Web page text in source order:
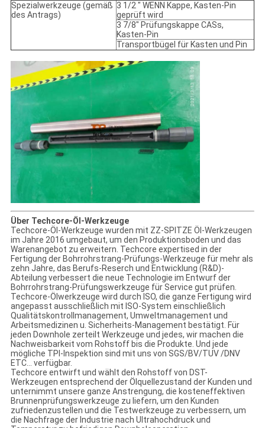
Spezialwerkzeuge (gemäß
des Antrags)
3 1/2 " WENN Kappe, Kasten-Pin
geprüft wird
3 7/8" Prüfungskappe CASs,
Kasten-Pin
Transportbügel für Kasten und Pin
Über Techcore-Öl-Werkzeuge
Techcore-Öl-Werkzeuge wurden mit ZZ-SPITZE Öl-Werkzeugen
im Jahre 2016 umgebaut, um den Produktionsboden und das
Warenangebot zu erweitern. Techcore expertised in der
Fertigung der Bohrrohrstrang-Prüfungs-Werkzeuge für mehr als
zehn Jahre, das Berufs-Reserch und Entwicklung (R&D)-
Abteilung verbessert die neue Technologie im Entwurf der
Bohrrohrstrang-Prüfungswerkzeuge für Service gut prüfen.
Techcore-Ölwerkzeuge wird durch ISO, die ganze Fertigung wird
angepasst ausschließlich mit ISO-System einschließlich
Qualitätskontrollmanagement, Umweltmanagement und
Arbeitsmedizinen u. Sicherheits-Management bestätigt. Für
jeden Downhole zerteilt Werkzeuge und jedes, wir machen die
Nachweisbarkeit vom Rohstoff bis die Produkte. Und jede
mögliche TPI-Inspektion sind mit uns von SGS/BV/TUV /DNV
ETC… verfügbar.
Techcore entwirft und wählt den Rohstoff von DST-
Werkzeugen entsprechend der Ölquellezustand der Kunden und
unternimmt unsere ganze Anstrengung, die kosteneffektiven
Brunnenprüfungswerkzeuge zu liefern, um den Kunden
zufriedenzustellen und die Testwerkzeuge zu verbessern, um
die Nachfrage der Industrie nach Ultrahochdruck und